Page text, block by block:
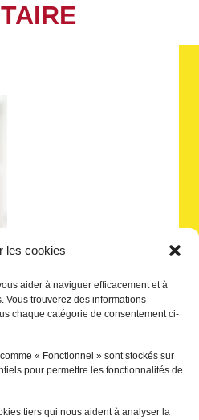
les cookies
aider à naviguer efficacement et à
Vous trouverez des informations
chaque catégorie de consentement ci-
« Fonctionnel » sont stockés sur
pour permettre les fonctionnalités de
tiers qui nous aident à analyser la